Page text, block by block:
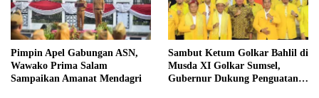
Pimpin Apel Gabungan ASN,
Wawako Prima Salam
Sampaikan Amanat Mendagri
Sambut Ketum Golkar Bahlil di
Musda XI Golkar Sumsel,
Gubernur Dukung Penguatan